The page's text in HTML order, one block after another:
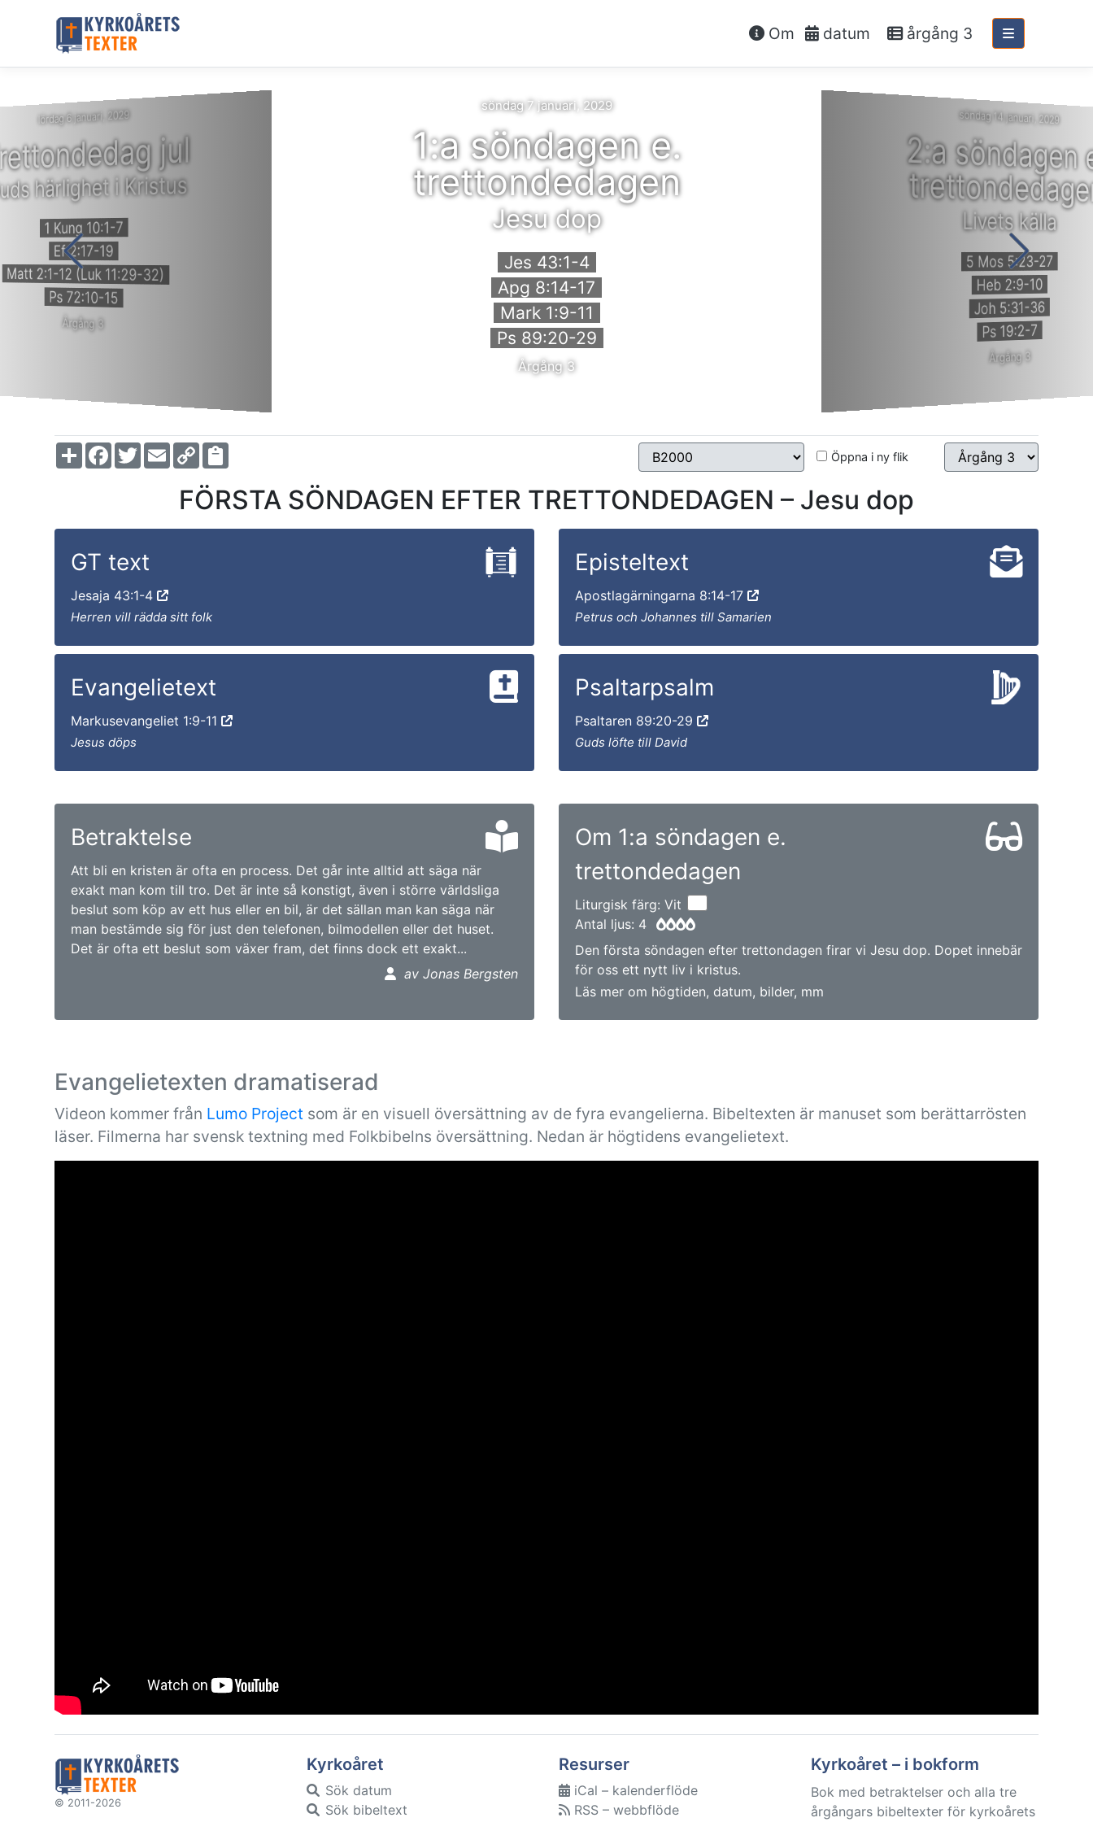
Om datum årgång 3
lördag 6 januari, 2029
jul
härlighet i Kristus
1 Kung 10:1-7
Ef 2:17-19
Matt 2:1-12 (Luk 11:29-32)
Ps 72:10-15
Årgång 3
söndag 7 januari, 2029
1:a söndagen e.
trettondedagen
Jesu dop
Jes 43:1-4
Apg 8:14-17
Mark 1:9-11
Ps 89:20-29
Årgång 3
söndag 14 januari, 2029
2:a söndagen
Livets källa
5 Mos 5:23-27
Heb 2:9-10
Joh 5:31-36
Ps 19:2-7
Årgång 3
ShareFacebook
TwitterEmailCopy
Link Öppna i ny flik
FÖRSTA SÖNDAGEN EFTER TRETTONDEDAGEN – Jesu dop
GT text
Jesaja 43:1-4
Herren vill rädda sitt folk
Episteltext
Apostlagärningarna 8:14-17
Petrus och Johannes till Samarien
Evangelietext
Markusevangeliet 1:9-11
Jesus döps
Psaltarpsalm
Psaltaren 89:20-29
Guds löfte till David
Betraktelse
Att bli en kristen är ofta en process. Det går inte alltid att säga när
exakt man kom till tro. Det är inte så konstigt, även i större världsliga
beslut som köp av ett hus eller en bil, är det sällan man kan säga när
man bestämde sig för just den telefonen, bilmodellen eller det huset.
Det är ofta ett beslut som växer fram, det finns dock ett exakt...
av Jonas Bergsten
Om 1:a söndagen e.
trettondedagen
Liturgisk färg: Vit
Antal ljus: 4
Den första söndagen efter trettondagen firar vi Jesu dop. Dopet innebär
för oss ett nytt liv i kristus.
Läs mer om högtiden, datum, bilder, mm
Evangelietexten dramatiserad
Videon kommer från Lumo Project som är en visuell översättning av de fyra evangelierna. Bibeltexten är manuset som berättarrösten
läser. Filmerna har svensk textning med Folkbibelns översättning. Nedan är högtidens evangelietext.
© 2011-2026
Kyrkoåret
Sök datum
Sök bibeltext
Resurser
iCal – kalenderflöde
RSS – webbflöde
Kyrkoåret – i bokform
Bok med betraktelser och alla tre
årgångars bibeltexter för kyrkoårets